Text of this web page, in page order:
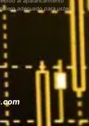
adecuado para usted